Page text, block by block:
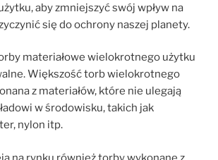
aby zmniejszyć swój wpływ na
się do ochrony naszej planety.
materiałowe wielokrotnego użytku
Większość torb wielokrotnego
z materiałów, które nie ulegają
w środowisku, takich jak
nylon itp.